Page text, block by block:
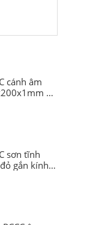
cánh âm
–
Mỹ Và
SEO
sơn tĩnh
gắn kính
Nội, TP